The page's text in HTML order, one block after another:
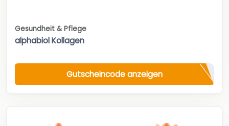
Gesundheit & Pflege
alphabiol Kollagen
Gutscheincode anzeigen